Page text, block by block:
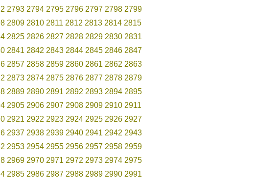
2793 2794 2795 2796 2797 2798 2799
2809 2810 2811 2812 2813 2814 2815
2825 2826 2827 2828 2829 2830 2831
2841 2842 2843 2844 2845 2846 2847
2857 2858 2859 2860 2861 2862 2863
2873 2874 2875 2876 2877 2878 2879
2889 2890 2891 2892 2893 2894 2895
2905 2906 2907 2908 2909 2910 2911
2921 2922 2923 2924 2925 2926 2927
2937 2938 2939 2940 2941 2942 2943
2953 2954 2955 2956 2957 2958 2959
2969 2970 2971 2972 2973 2974 2975
2985 2986 2987 2988 2989 2990 2991